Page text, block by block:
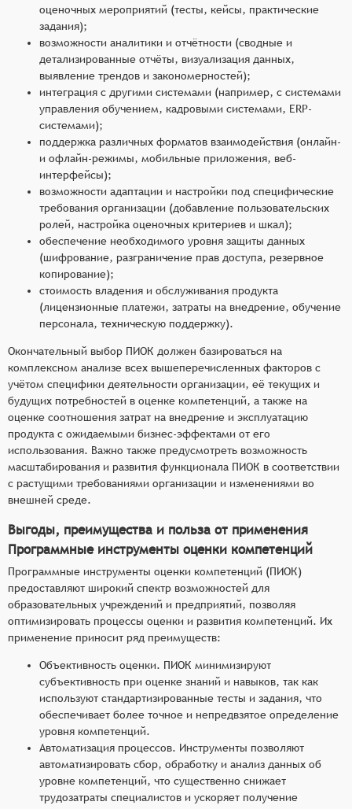
оценочных мероприятий (тесты, кейсы, практические
задания);
возможности аналитики и отчётности (сводные и
детализированные отчёты, визуализация данных,
выявление трендов и закономерностей);
интеграция с другими системами (например, с системами
управления обучением, кадровыми системами, ERP-
системами);
поддержка различных форматов взаимодействия (онлайн-
и офлайн-режимы, мобильные приложения, веб-
интерфейсы);
возможности адаптации и настройки под специфические
требования организации (добавление пользовательских
ролей, настройка оценочных критериев и шкал);
обеспечение необходимого уровня защиты данных
(шифрование, разграничение прав доступа, резервное
копирование);
стоимость владения и обслуживания продукта
(лицензионные платежи, затраты на внедрение, обучение
персонала, техническую поддержку).
Окончательный выбор ПИОК должен базироваться на
комплексном анализе всех вышеперечисленных факторов с
учётом специфики деятельности организации, её текущих и
будущих потребностей в оценке компетенций, а также на
оценке соотношения затрат на внедрение и эксплуатацию
продукта с ожидаемыми бизнес-эффектами от его
использования. Важно также предусмотреть возможность
масштабирования и развития функционала ПИОК в соответствии
с растущими требованиями организации и изменениями во
внешней среде.
Выгоды, преимущества и польза от применения
Программные инструменты оценки компетенций
Программные инструменты оценки компетенций (ПИОК)
предоставляют широкий спектр возможностей для
образовательных учреждений и предприятий, позволяя
оптимизировать процессы оценки и развития компетенций. Их
применение приносит ряд преимуществ:
Объективность оценки. ПИОК минимизируют
субъективность при оценке знаний и навыков, так как
используют стандартизированные тесты и задания, что
обеспечивает более точное и непредвзятое определение
уровня компетенций.
Автоматизация процессов. Инструменты позволяют
автоматизировать сбор, обработку и анализ данных об
уровне компетенций, что существенно снижает
трудозатраты специалистов и ускоряет получение